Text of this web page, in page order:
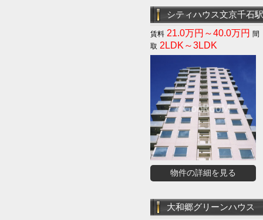
シティハウス文京千石
21.0万円～40.0万円
2LDK～3LDK
物件の詳細を見る
大和郷グリーンハウス